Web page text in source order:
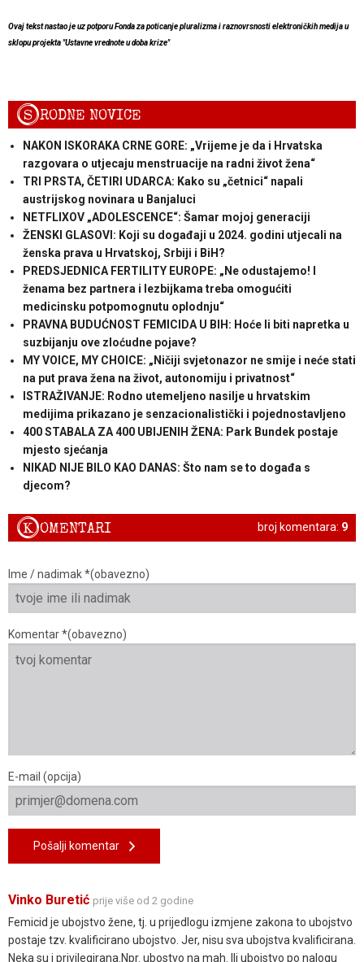
Ovaj tekst nastao je uz potporu Fonda za poticanje pluralizma i raznovrsnosti elektroničkih medija u
sklopu projekta "Ustavne vrednote u doba krize"
SRODNE NOVICE
NAKON ISKORAKA CRNE GORE: „Vrijeme je da i Hrvatska
razgovara o utjecaju menstruacije na radni život žena“
TRI PRSTA, ČETIRI UDARCA: Kako su „četnici“ napali
austrijskog novinara u Banjaluci
NETFLIXOV „ADOLESCENCE“: Šamar mojoj generaciji
ŽENSKI GLASOVI: Koji su događaji u 2024. godini utjecali na
ženska prava u Hrvatskoj, Srbiji i BiH?
PREDSJEDNICA FERTILITY EUROPE: „Ne odustajemo! I
ženama bez partnera i lezbijkama treba omogućiti
medicinsku potpomognutu oplodnju“
PRAVNA BUDUĆNOST FEMICIDA U BIH: Hoće li biti napretka u
suzbijanju ove zloćudne pojave?
MY VOICE, MY CHOICE: „Ničiji svjetonazor ne smije i neće stati
na put prava žena na život, autonomiju i privatnost“
ISTRAŽIVANJE: Rodno utemeljeno nasilje u hrvatskim
medijima prikazano je senzacionalistički i pojednostavljeno
400 STABALA ZA 400 UBIJENIH ŽENA: Park Bundek postaje
mjesto sjećanja
NIKAD NIJE BILO KAO DANAS: Što nam se to događa s
djecom?
broj komentara: 9
KOMENTARI
Ime / nadimak *(obavezno)
Komentar *(obavezno)
E-mail (opcija)
Pošalji komentar
Vinko Buretić prije više od 2 godine
Femicid je ubojstvo žene, tj. u prijedlogu izmjene zakona to ubojstvo
postaje tzv. kvalificirano ubojstvo. Jer, nisu sva ubojstva kvalificirana.
Neka su i privilegirana.Npr. ubostvo na mah. Ili ubojstvo po nalogu